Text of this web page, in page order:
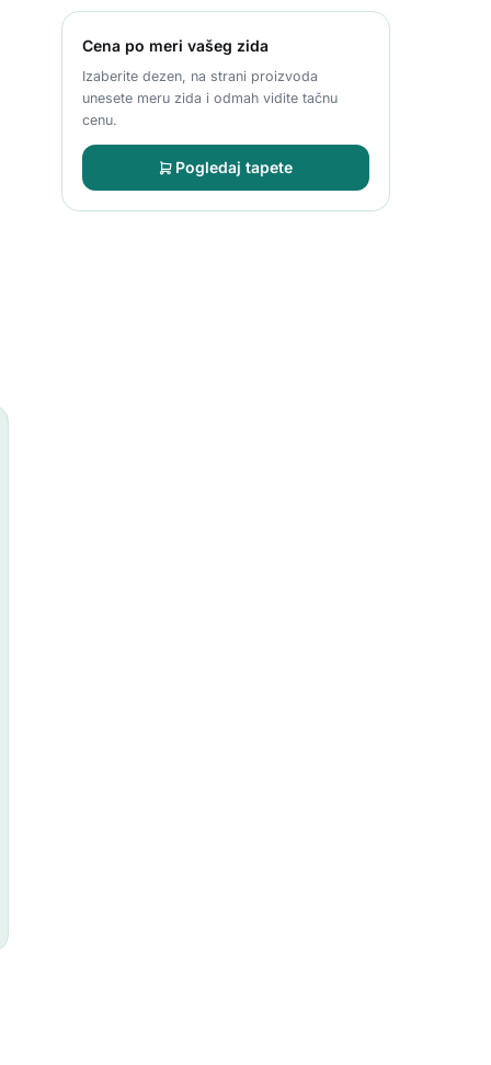
Cena po meri vašeg zida
Izaberite dezen, na strani proizvoda
unesete meru zida i odmah vidite tačnu
cenu.
Pogledaj tapete